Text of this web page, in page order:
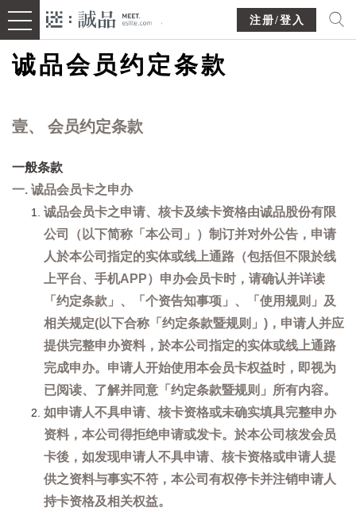
注册/登入
诚品会员约定条款
壹、 会员约定条款
一般条款
一. 诚品会员卡之申办
诚品会员卡之申请、核卡及续卡资格由诚品股份有限
公司（以下简称「本公司」）制订并对外公告，申请
人於本公司指定的实体或线上通路（包括但不限於线
上平台、手机APP）申办会员卡时，请确认并详读
「约定条款」、「个资告知事项」、「使用规则」及
相关规定(以下合称「约定条款暨规则」)，申请人并应
提供完整申办资料，於本公司指定的实体或线上通路
完成申办。申请人开始使用本会员卡权益时，即视为
已阅读、了解并同意「约定条款暨规则」所有内容。
如申请人不具申请、核卡资格或未确实填具完整申办
资料，本公司得拒绝申请或发卡。於本公司核发会员
卡後，如发现申请人不具申请、核卡资格或申请人提
供之资料与事实不符，本公司有权停卡并注销申请人
持卡资格及相关权益。